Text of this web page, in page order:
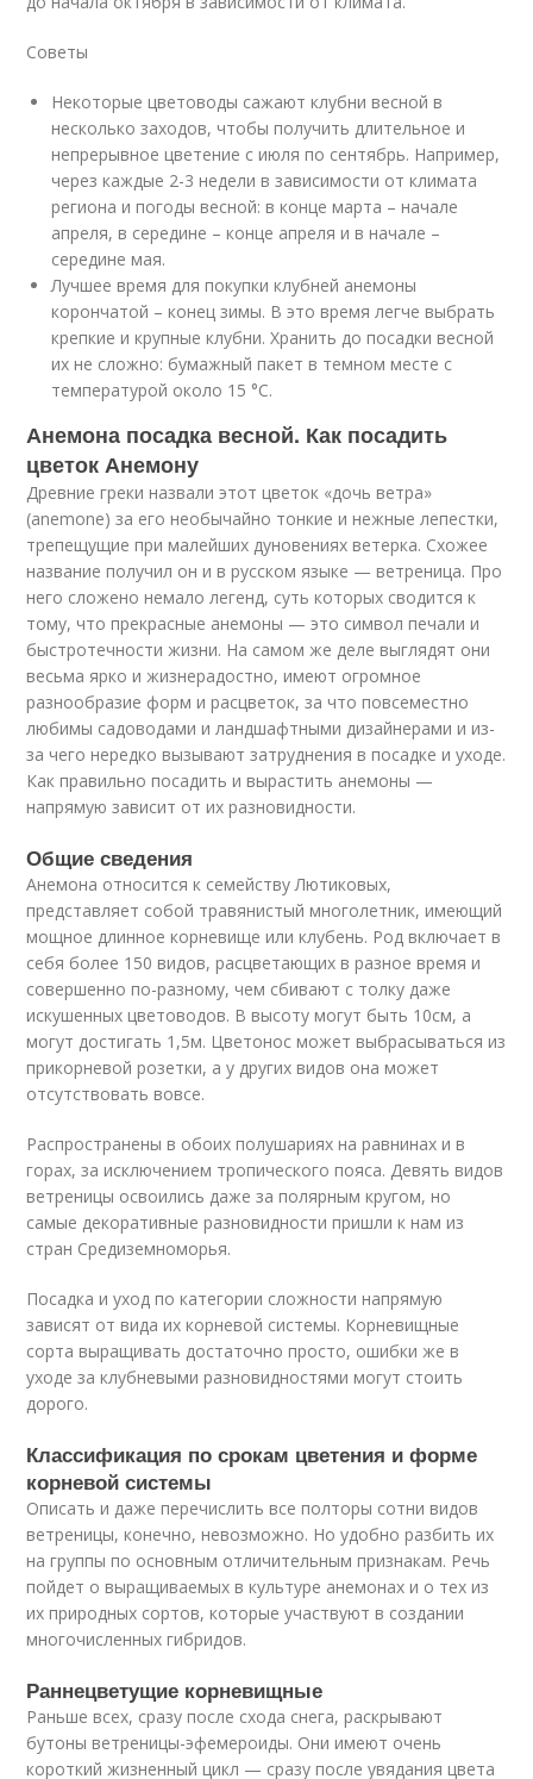
Советы
Некоторые цветоводы сажают клубни весной в
несколько заходов, чтобы получить длительное и
непрерывное цветение с июля по сентябрь. Например,
через каждые 2-3 недели в зависимости от климата
региона и погоды весной: в конце марта – начале
апреля, в середине – конце апреля и в начале –
середине мая.
Лучшее время для покупки клубней анемоны
корончатой – конец зимы. В это время легче выбрать
крепкие и крупные клубни. Хранить до посадки весной
их не сложно: бумажный пакет в темном месте с
температурой около 15 °C.
Анемона посадка весной. Как посадить
цветок Анемону
Древние греки назвали этот цветок «дочь ветра»
(anemone) за его необычайно тонкие и нежные лепестки,
трепещущие при малейших дуновениях ветерка. Схожее
название получил он и в русском языке — ветреница. Про
него сложено немало легенд, суть которых сводится к
тому, что прекрасные анемоны — это символ печали и
быстротечности жизни. На самом же деле выглядят они
весьма ярко и жизнерадостно, имеют огромное
разнообразие форм и расцветок, за что повсеместно
любимы садоводами и ландшафтными дизайнерами и из-
за чего нередко вызывают затруднения в посадке и уходе.
Как правильно посадить и вырастить анемоны —
напрямую зависит от их разновидности.
Общие сведения
Анемона относится к семейству Лютиковых,
представляет собой травянистый многолетник, имеющий
мощное длинное корневище или клубень. Род включает в
себя более 150 видов, расцветающих в разное время и
совершенно по-разному, чем сбивают с толку даже
искушенных цветоводов. В высоту могут быть 10см, а
могут достигать 1,5м. Цветонос может выбрасываться из
прикорневой розетки, а у других видов она может
отсутствовать вовсе.
Распространены в обоих полушариях на равнинах и в
горах, за исключением тропического пояса. Девять видов
ветреницы освоились даже за полярным кругом, но
самые декоративные разновидности пришли к нам из
стран Средиземноморья.
Посадка и уход по категории сложности напрямую
зависят от вида их корневой системы. Корневищные
сорта выращивать достаточно просто, ошибки же в
уходе за клубневыми разновидностями могут стоить
дорого.
Классификация по срокам цветения и форме
корневой системы
Описать и даже перечислить все полторы сотни видов
ветреницы, конечно, невозможно. Но удобно разбить их
на группы по основным отличительным признакам. Речь
пойдет о выращиваемых в культуре анемонах и о тех из
их природных сортов, которые участвуют в создании
многочисленных гибридов.
Раннецветущие корневищные
Раньше всех, сразу после схода снега, раскрывают
бутоны ветреницы-эфемероиды. Они имеют очень
короткий жизненный цикл — сразу после увядания цвета